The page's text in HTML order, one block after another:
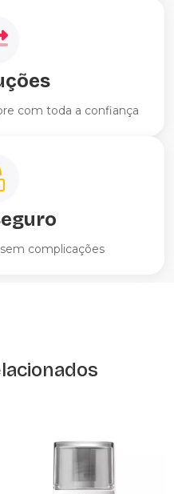
com toda a confiança
complicações